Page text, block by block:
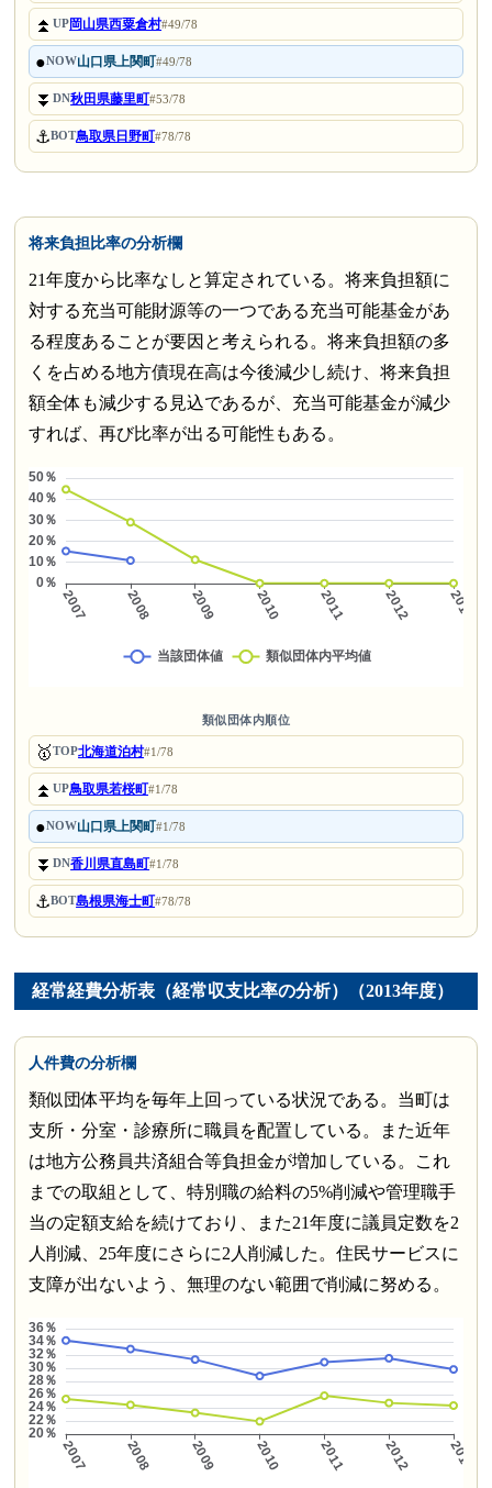
⏫UP岡山県西粟倉村#49/78
●NOW山口県上関町#49/78
⏬DN秋田県藤里町#53/78
⚓BOT鳥取県日野町#78/78
将来負担比率の分析欄
21年度から比率なしと算定されている。将来負担額に
対する充当可能財源等の一つである充当可能基金があ
る程度あることが要因と考えられる。将来負担額の多
くを占める地方債現在高は今後減少し続け、将来負担
額全体も減少する見込であるが、充当可能基金が減少
すれば、再び比率が出る可能性もある。
類似団体内順位
🥇TOP北海道泊村#1/78
⏫UP鳥取県若桜町#1/78
●NOW山口県上関町#1/78
⏬DN香川県直島町#1/78
⚓BOT島根県海士町#78/78
経常経費分析表（経常収支比率の分析）（2013年度）
人件費の分析欄
類似団体平均を毎年上回っている状況である。当町は
支所・分室・診療所に職員を配置している。また近年
は地方公務員共済組合等負担金が増加している。これ
までの取組として、特別職の給料の5%削減や管理職手
当の定額支給を続けており、また21年度に議員定数を2
人削減、25年度にさらに2人削減した。住民サービスに
支障が出ないよう、無理のない範囲で削減に努める。